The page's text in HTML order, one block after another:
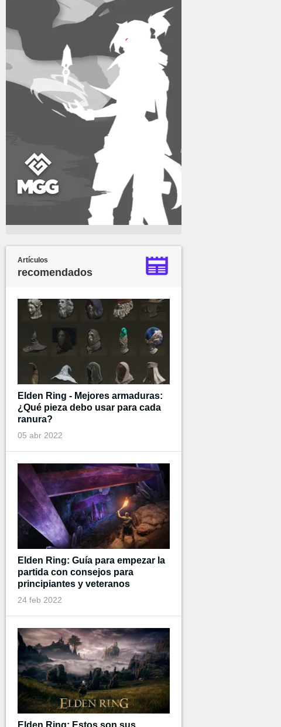
Artículos
recomendados
Elden Ring - Mejores armaduras:
¿Qué pieza debo usar para cada
ranura?
05 abr 2022
Elden Ring: Guía para empezar la
partida con consejos para
principiantes y veteranos
24 feb 2022
Elden Ring: Estos son sus